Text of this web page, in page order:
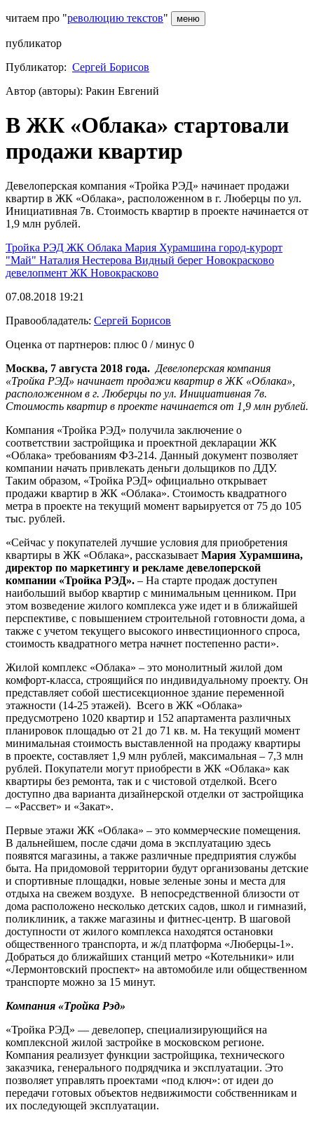
читаем про "революцию текстов" меню
публикатор
Публикатор: Сергей Борисов
Автор (авторы): Ракин Евгений
В ЖК «Облака» стартовали
продажи квартир
Девелоперская компания «Тройка РЭД» начинает продажи
квартир в ЖК «Облака», расположенном в г. Люберцы по ул.
Инициативная 7в. Стоимость квартир в проекте начинается от
1,9 млн рублей.
Тройка РЭД ЖК Облака Мария Хурамшина город-курорт
"Май" Наталия Нестерова Видный берег Новокрасково
девелопмент ЖК Новокрасково
07.08.2018 19:21
Правообладатель: Сергей Борисов
Оценка от партнеров: плюс 0 / минус 0
Москва, 7 августа 2018 года. Девелоперская компания
«Тройка РЭД» начинает продажи квартир в ЖК «Облака»,
расположенном в г. Люберцы по ул. Инициативная 7в.
Стоимость квартир в проекте начинается от 1,9 млн рублей.
Компания «Тройка РЭД» получила заключение о
соответствии застройщика и проектной декларации ЖК
«Облака» требованиям ФЗ-214. Данный документ позволяет
компании начать привлекать деньги дольщиков по ДДУ.
Таким образом, «Тройка РЭД» официально открывает
продажи квартир в ЖК «Облака». Стоимость квадратного
метра в проекте на текущий момент варьируется от 75 до 105
тыс. рублей.
«Сейчас у покупателей лучшие условия для приобретения
квартиры в ЖК «Облака», рассказывает Мария Хурамшина,
директор по маркетингу и рекламе девелоперской
компании «Тройка РЭД». – На старте продаж доступен
наибольший выбор квартир с минимальным ценником. При
этом возведение жилого комплекса уже идет и в ближайшей
перспективе, с повышением строительной готовности дома, а
также с учетом текущего высокого инвестиционного спроса,
стоимость квадратного метра начнет постепенно расти».
Жилой комплекс «Облака» – это монолитный жилой дом
комфорт-класса, строящийся по индивидуальному проекту. Он
представляет собой шестисекционное здание переменной
этажности (14-25 этажей). Всего в ЖК «Облака»
предусмотрено 1020 квартир и 152 апартамента различных
планировок площадью от 21 до 71 кв. м. На текущий момент
минимальная стоимость выставленной на продажу квартиры
в проекте, составляет 1,9 млн рублей, максимальная – 7,3 млн
рублей. Покупатели могут приобрести в ЖК «Облака» как
квартиры без ремонта, так и с чистовой отделкой. Всего
доступно два варианта дизайнерской отделки от застройщика
– «Рассвет» и «Закат».
Первые этажи ЖК «Облака» – это коммерческие помещения.
В дальнейшем, после сдачи дома в эксплуатацию здесь
появятся магазины, а также различные предприятия службы
быта. На придомовой территории будут организованы детские
и спортивные площадки, новые зеленые зоны и места для
отдыха на свежем воздухе. В непосредственной близости от
дома расположено несколько детских садов, школ и гимназий,
поликлиник, а также магазины и фитнес-центр. В шаговой
доступности от жилого комплекса находятся остановки
общественного транспорта, и ж/д платформа «Люберцы-1».
Добраться до ближайших станций метро «Котельники» или
«Лермонтовский проспект» на автомобиле или общественном
транспорте можно за 15 минут.
Компания «Тройка Рэд»
«Тройка РЭД» — девелопер, специализирующийся на
комплексной жилой застройке в московском регионе.
Компания реализует функции застройщика, технического
заказчика, генерального подрядчика и эксплуатации. Это
позволяет управлять проектами «под ключ»: от идеи до
передачи готовых объектов недвижимости собственникам и
их последующей эксплуатации.